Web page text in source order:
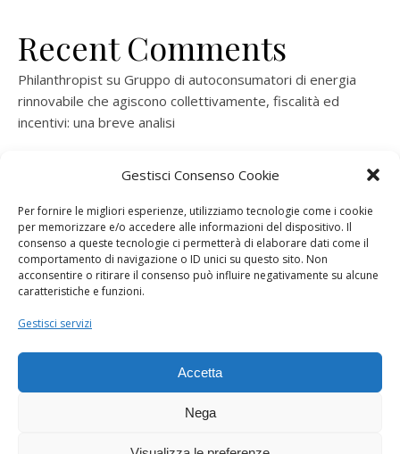
Gestisci Consenso Cookie
Per fornire le migliori esperienze, utilizziamo tecnologie come i cookie
per memorizzare e/o accedere alle informazioni del dispositivo. Il
consenso a queste tecnologie ci permetterà di elaborare dati come il
comportamento di navigazione o ID unici su questo sito. Non
acconsentire o ritirare il consenso può influire negativamente su alcune
caratteristiche e funzioni.
Gestisci servizi
Accetta
Nega
Recent Comments
Philanthropist su Gruppo di autoconsumatori di energia
rinnovabile che agiscono collettivamente, fiscalità ed
incentivi: una breve analisi
rinnovabile che agiscono collettivamente, fiscalità ed
ramatogelsuGruppo di autoconsumatori di energia
rinnovabile che agiscono collettivamente, fiscalità ed
incentivi: una breve analisi
consorzio per la produzione di energia elettrica